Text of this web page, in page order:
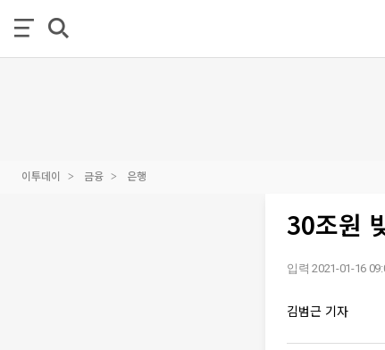
이투데이 금융 은행
30조원
입력 2021-01-16
김범근 기자